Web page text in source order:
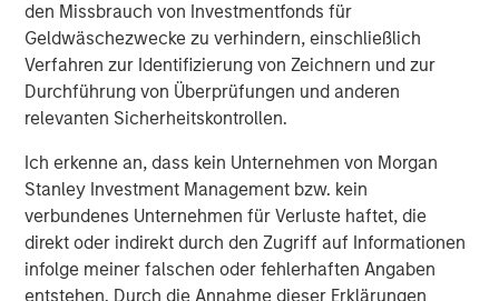
den Missbrauch von Investmentfonds für
Geldwäschezwecke zu verhindern, einschließlich
Verfahren zur Identifizierung von Zeichnern und zur
Durchführung von Überprüfungen und anderen
relevanten Sicherheitskontrollen.
Ich erkenne an, dass kein Unternehmen von Morgan
Stanley Investment Management bzw. kein
verbundenes Unternehmen für Verluste haftet, die
direkt oder indirekt durch den Zugriff auf Informationen
infolge meiner falschen oder fehlerhaften Angaben
entstehen. Durch die Annahme dieser Erklärungen
Die Ende 2025 veröffentlichte Nationale
Sicherheitsstrategie der Trump-Regierung richtete den
Fokus erneut auf Lateinamerika und ebnete den Weg für
ein selbstbewussteres regionales Auftreten sowie eine
verstärkte militärische Präsenz in der Karibik. Anfang
2026 nahm US-Militär den venezolanischen Präsidenten
Nicolás Maduro und seine Ehefrau fest, der damit dem
Amt enthoben wurde. Die ehemalige Vizepräsidentin
Delcy Rodríguez übernahm daraufhin die Führung. Die
neue Regierung führte umgehend tiefgreifende
Wirtschaftsreformen ein – darunter ein überarbeitetes